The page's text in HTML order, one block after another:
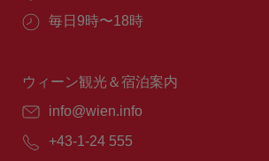
営
間：
毎日9時〜18時
ウィーン観光＆宿泊案内
E
ー
info@wien.info
電
+43-1-24 555